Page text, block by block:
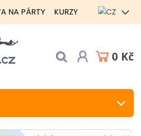
NA PÁRTY KURZY
0 Kč